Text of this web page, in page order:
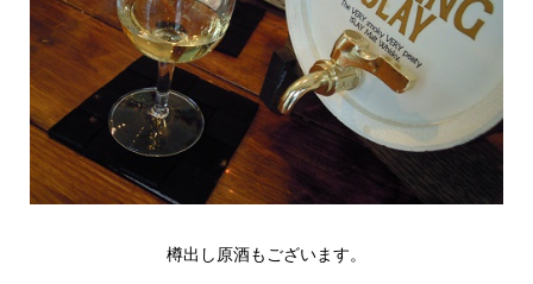
樽出し原酒もございます。